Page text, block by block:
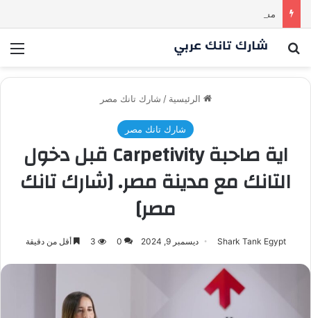
بحث عن
الرئيسية / شارك تانك مصر
شارك تانك مصر
اية صاحبة Carpetivity قبل دخول
التانك مع مدينة مصر. [شارك تانك
مصر]
Shark Tank Egypt ديسمبر 9, 2024 0
3 أقل من دقيقة